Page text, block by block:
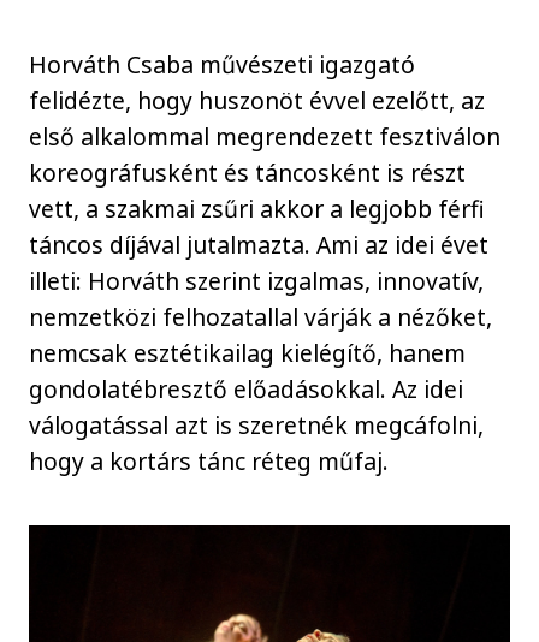
Horváth Csaba művészeti igazgató
felidézte, hogy huszonöt évvel ezelőtt, az
első alkalommal megrendezett fesztiválon
koreográfusként és táncosként is részt
vett, a szakmai zsűri akkor a legjobb férfi
táncos díjával jutalmazta. Ami az idei évet
illeti: Horváth szerint izgalmas, innovatív,
nemzetközi felhozatallal várják a nézőket,
nemcsak esztétikailag kielégítő, hanem
gondolatébresztő előadásokkal. Az idei
válogatással azt is szeretnék megcáfolni,
hogy a kortárs tánc réteg műfaj.